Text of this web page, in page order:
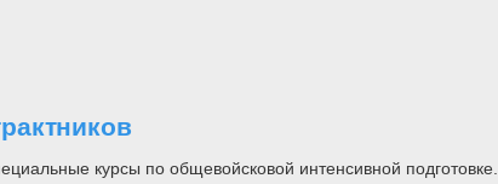
курсы по общевойсковой интенсивной подготовке.